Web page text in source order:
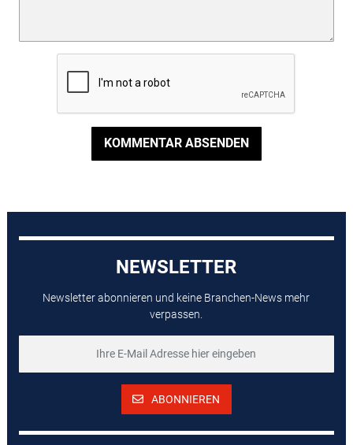
KOMMENTAR ABSENDEN
NEWSLETTER
Newsletter abonnieren und keine Branchen-News mehr
verpassen.
ABONNIEREN